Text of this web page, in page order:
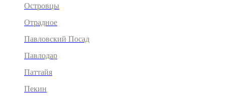
Островцы
Отрадное
Павловский Посад
Павлодар
Паттайя
Пекин